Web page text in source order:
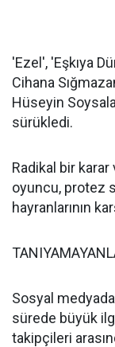
'Ezel', 'Eşkıya
Cihana
Hüseyin
sürükledi.
Radikal bir
oyuncu, protez
hayranlarının
Sosyal
sürede büyük
takipçileri